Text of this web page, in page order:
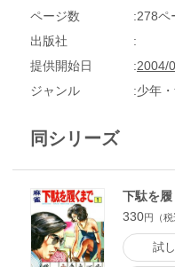
ページ数
278ペ
出版社
提供開始日
2004/
ジャンル
少年
同シリーズ
下駄を
330円（税
試